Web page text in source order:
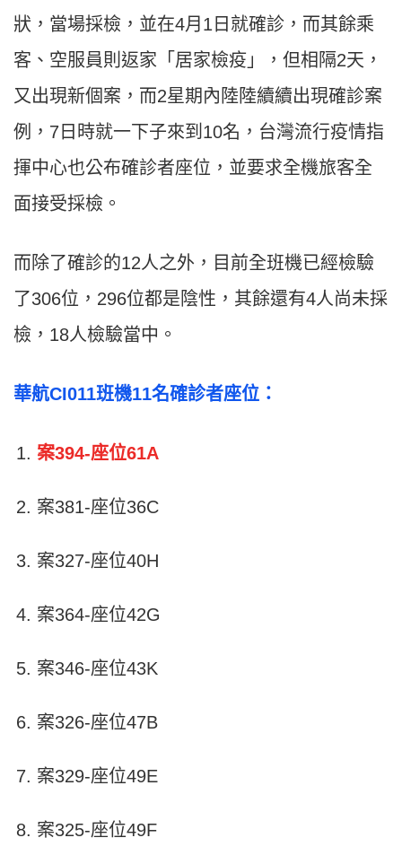
狀，當場採檢，並在4月1日就確診，而其餘乘
客、空服員則返家「居家檢疫」，但相隔2天，
又出現新個案，而2星期內陸陸續續出現確診案
例，7日時就一下子來到10名，台灣流行疫情指
揮中心也公布確診者座位，並要求全機旅客全
面接受採檢。
而除了確診的12人之外，目前全班機已經檢驗
了306位，296位都是陰性，其餘還有4人尚未採
檢，18人檢驗當中。
華航CI011班機11名確診者座位：
案394-座位61A
案381-座位36C
案327-座位40H
案364-座位42G
案346-座位43K
案326-座位47B
案329-座位49E
案325-座位49F